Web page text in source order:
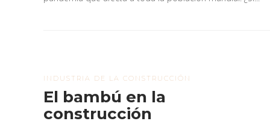
INDUSTRIA DE LA CONSTRUCCIÓN
El bambú en la
construcción